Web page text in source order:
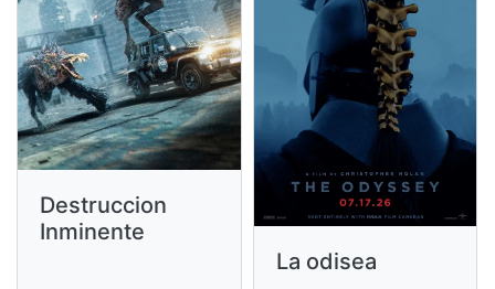
Destruccion
Inminente
La odisea